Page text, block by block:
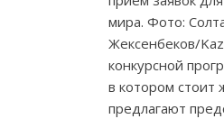
мира. Фото:
Жексенбеков/
конкурсной
в котором стоит
предлагают